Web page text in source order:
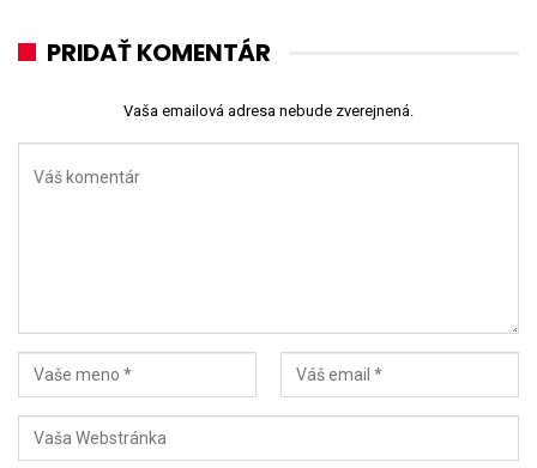
PRIDAŤ KOMENTÁR
Vaša emailová adresa nebude zverejnená.